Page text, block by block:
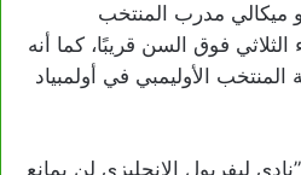
ميكالي مدرب المنتخب
فوق السن قريبًا، كما أنه
الأوليمبي في أولمبياد
ليفربول الإنجليزي لن يمانع